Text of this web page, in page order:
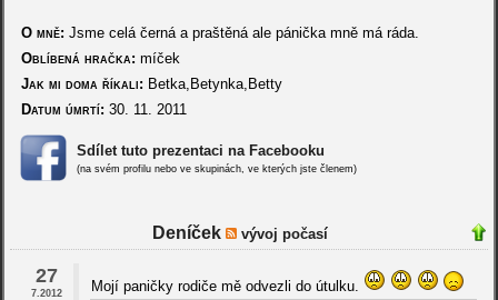
O mně: Jsme celá černá a praštěná ale pánička mně má ráda.
Oblíbená hračka: míček
Jak mi doma říkali: Betka,Betynka,Betty
Datum úmrtí: 30. 11. 2011
Sdílet tuto prezentaci na Facebooku
(na svém profilu nebo ve skupinách, ve kterých jste členem)
Deníček vývoj počasí
27
7.2012 Mojí paničky rodiče mě odvezli do útulku.